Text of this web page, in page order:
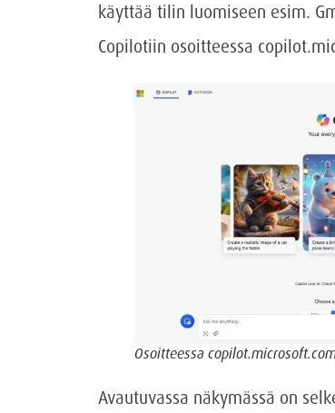
käyttää tilin luomiseen esim.
Copilotiin osoitteessa
Osoitteessa
Avautuvassa näkymässä on